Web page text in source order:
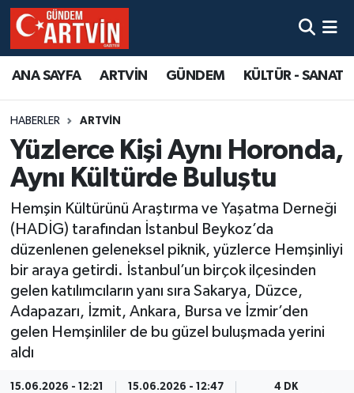
ANA SAYFA ARTVİN GÜNDEM KÜLTÜR - SANAT
HABERLER ARTVİN
Yüzlerce Kişi Aynı Horonda,
Aynı Kültürde Buluştu
Hemşin Kültürünü Araştırma ve Yaşatma Derneği
(HADİG) tarafından İstanbul Beykoz’da
düzenlenen geleneksel piknik, yüzlerce Hemşinliyi
bir araya getirdi. İstanbul’un birçok ilçesinden
gelen katılımcıların yanı sıra Sakarya, Düzce,
Adapazarı, İzmit, Ankara, Bursa ve İzmir’den
gelen Hemşinliler de bu güzel buluşmada yerini
aldı
15.06.2026 - 12:21 15.06.2026 - 12:47 4 DK